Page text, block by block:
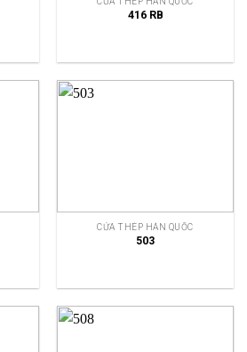
416 RB
CỬA THÉP HÀN QUỐC
503